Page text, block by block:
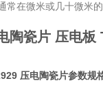
常在微米或几十微米的
陶瓷片 压电板
压电陶瓷片参数规